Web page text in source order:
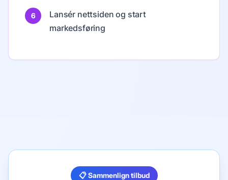
6
Lansér nettsiden og start
markedsføring
📋 Sammenlign tilbud